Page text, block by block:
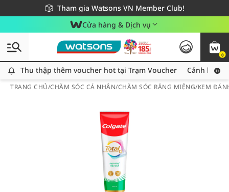
Tham gia Watsons VN Member Club!
Miễn phí giao hàng cho đơn hàng từ 249,000Đ
Giao hàng nhanh 24h - Áp dụng khu vực TP. Hồ Chí Minh
Cửa hàng & Dịch vụ
0
Thu thập thêm voucher hot tại Trạm Voucher
Thu thập thêm voucher hot tại Trạm Voucher Cảnh báo
TRANG CHỦ/CHĂM SÓC CÁ NHÂN/CHĂM SÓC RĂNG MIỆNG/KEM